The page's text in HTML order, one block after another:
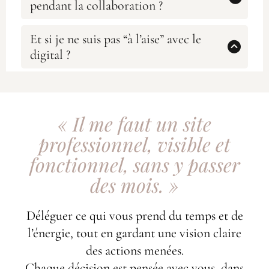
Vous n’êtes pas bloqué·e.
proposésuniquement si vous en avez besoin
pendant la collaboration ?
questionnaire de départ,
rendez-vous de clarification,
validations par étapes.
Et si je ne suis pas “à l’aise” avec le
digital ?
« Il me faut un site
professionnel, visible et
fonctionnel, sans y passer
des mois. »
Déléguer ce qui vous prend du temps et de
l’énergie, tout en gardant une vision claire
des actions menées.